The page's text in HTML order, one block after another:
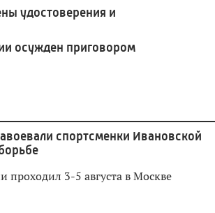
удостоверения и
осужден приговором
спортсменки Ивановской
проходил 3-5 августа в Москве